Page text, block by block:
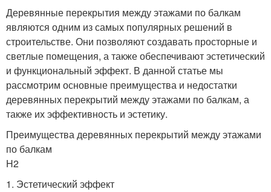
Деревянные перекрытия между этажами по балкам
являются одним из самых популярных решений в
строительстве. Они позволяют создавать просторные и
светлые помещения, а также обеспечивают эстетический
и функциональный эффект. В данной статье мы
рассмотрим основные преимущества и недостатки
деревянных перекрытий между этажами по балкам, а
также их эффективность и эстетику.
Преимущества деревянных перекрытий между этажами
по балкам
H2
1. Эстетический эффект